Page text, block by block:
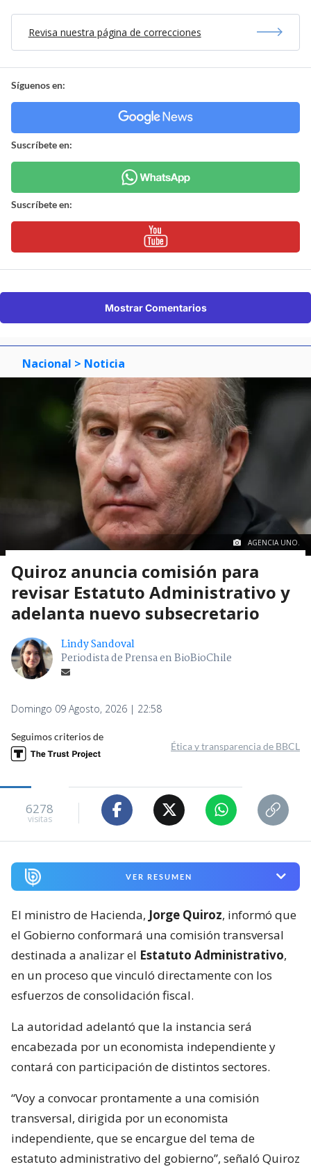
Revisa nuestra página de correcciones
Síguenos en:
Suscríbete en:
Suscríbete en:
Mostrar Comentarios
Nacional > Noticia
AGENCIA UNO.
Quiroz anuncia comisión para
revisar Estatuto Administrativo y
adelanta nuevo subsecretario
Lindy Sandoval
Periodista de Prensa en BioBioChile
Domingo 09 Agosto, 2026 | 22:58
Seguimos criterios de
Ética y transparencia de BBCL
6278
visitas
VER RESUMEN
El ministro de Hacienda, Jorge Quiroz, informó que
el Gobierno conformará una comisión transversal
destinada a analizar el Estatuto Administrativo,
en un proceso que vinculó directamente con los
esfuerzos de consolidación fiscal.
La autoridad adelantó que la instancia será
encabezada por un economista independiente y
contará con participación de distintos sectores.
“Voy a convocar prontamente a una comisión
transversal, dirigida por un economista
independiente, que se encargue del tema de
estatuto administrativo del gobierno”, señaló Quiroz